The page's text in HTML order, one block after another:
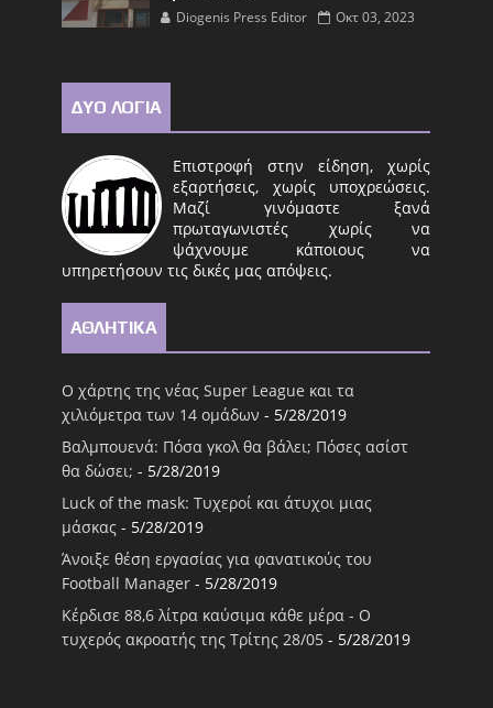
Diogenis Press Editor Οκτ 03, 2023
ΔΥΟ ΛΟΓΙΑ
Επιστροφή στην είδηση, χωρίς
εξαρτήσεις, χωρίς υποχρεώσεις.
Μαζί γινόμαστε ξανά
πρωταγωνιστές χωρίς να
ψάχνουμε κάποιους να
υπηρετήσουν τις δικές μας απόψεις.
ΑΘΛΗΤΙΚΑ
Ο χάρτης της νέας Super League και τα
χιλιόμετρα των 14 ομάδων - 5/28/2019
Βαλμπουενά: Πόσα γκολ θα βάλει; Πόσες ασίστ
θα δώσει; - 5/28/2019
Luck of the mask: Τυχεροί και άτυχοι μιας
μάσκας - 5/28/2019
Άνοιξε θέση εργασίας για φανατικούς του
Football Μanager - 5/28/2019
Κέρδισε 88,6 λίτρα καύσιμα κάθε μέρα - Ο
τυχερός ακροατής της Τρίτης 28/05 - 5/28/2019